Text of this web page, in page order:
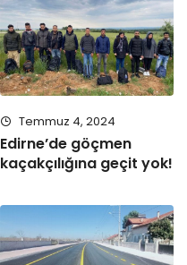
Temmuz 4, 2024
Edirne’de göçmen
kaçakçılığına geçit yok!